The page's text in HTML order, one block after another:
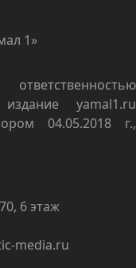
1»
yamal1.ru
04.05.2018 г.,
6 этаж
media.ru